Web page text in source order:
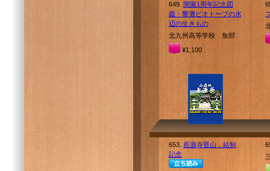
649. 開園1周年記念図
鑑・響灘ビオトープの水
辺の生きもの
北九州高等学校 魚部
¥1,100
653. 長源寺晋山，結制
記念